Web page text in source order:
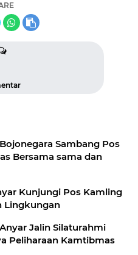
Sambang Pos
Bersama sama dan
Kunjungi Pos Kamling
Lingkungan
Jalin Silaturahmi
Peliharaan Kamtibmas